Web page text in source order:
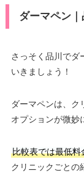
ダーマペン
さっそく品川でダ
いきましょう！
ダーマペンは、ク
オプションが微妙
比較表では最低料
クリニックごとの